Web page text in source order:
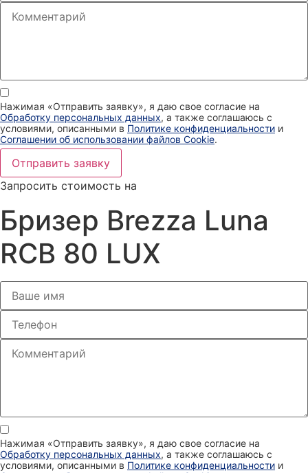
Нажимая «Отправить заявку», я даю свое согласие на
Обработку персональных данных, а также соглашаюсь с
условиями, описанными в Политике конфиденциальности и
Соглашении об использовании файлов Cookie.
Отправить заявку
Запросить стоимость на
Бризер Brezza Luna
RCB 80 LUX
Нажимая «Отправить заявку», я даю свое согласие на
Обработку персональных данных, а также соглашаюсь с
условиями, описанными в Политике конфиденциальности и